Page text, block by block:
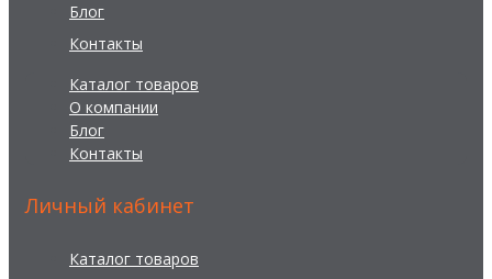
Блог
Контакты
Каталог товаров
О компании
Блог
Контакты
Личный кабинет
Каталог товаров